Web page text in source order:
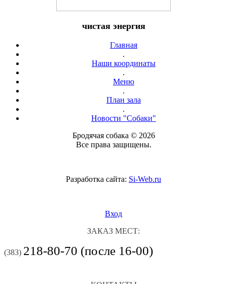
чистая энергия
Главная
.
Наши координаты
.
Меню
.
План зала
.
Новости "Собаки"
Бродячая собака © 2026
Все права защищены.
Разработка сайта: Si-Web.ru
Вход
ЗАКАЗ МЕСТ:
(383) 218-80-70 (после 16-00)